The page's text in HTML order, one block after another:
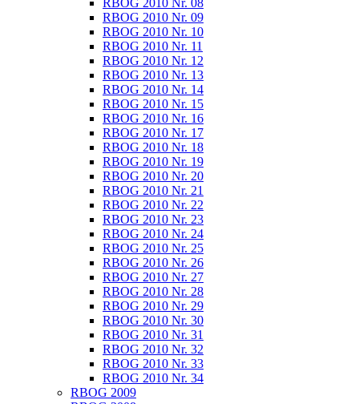
RBOG 2010 Nr. 08
RBOG 2010 Nr. 09
RBOG 2010 Nr. 10
RBOG 2010 Nr. 11
RBOG 2010 Nr. 12
RBOG 2010 Nr. 13
RBOG 2010 Nr. 14
RBOG 2010 Nr. 15
RBOG 2010 Nr. 16
RBOG 2010 Nr. 17
RBOG 2010 Nr. 18
RBOG 2010 Nr. 19
RBOG 2010 Nr. 20
RBOG 2010 Nr. 21
RBOG 2010 Nr. 22
RBOG 2010 Nr. 23
RBOG 2010 Nr. 24
RBOG 2010 Nr. 25
RBOG 2010 Nr. 26
RBOG 2010 Nr. 27
RBOG 2010 Nr. 28
RBOG 2010 Nr. 29
RBOG 2010 Nr. 30
RBOG 2010 Nr. 31
RBOG 2010 Nr. 32
RBOG 2010 Nr. 33
RBOG 2010 Nr. 34
RBOG 2009